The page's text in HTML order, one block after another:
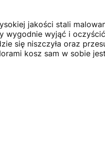
jakości stali
wyjąć i
się niszczyła oraz
kosz sam w sobie